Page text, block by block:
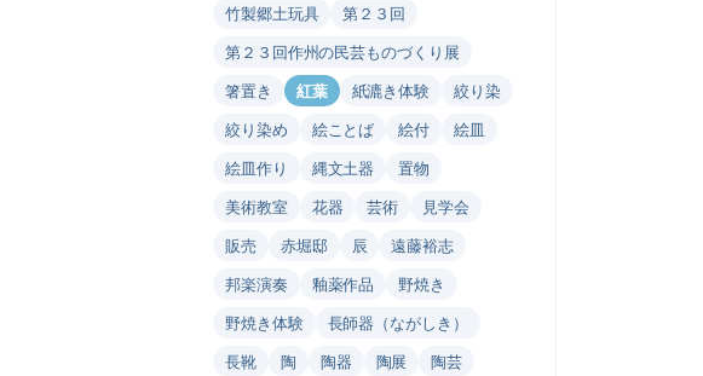
竹製郷土玩具
第２３回
第２３回作州の民芸ものづくり展
箸置き
紅葉 紙漉き体験
絞り染
絞り染め
絵ことば 絵付
絵皿
絵皿作り
縄文土器
置物
美術教室
花器 芸術
見学会
販売
赤堀邸 辰
遠藤裕志
邦楽演奏
釉薬作品
野焼き
野焼き体験
長師器（ながしき）
長靴
陶 陶器 陶展
陶芸